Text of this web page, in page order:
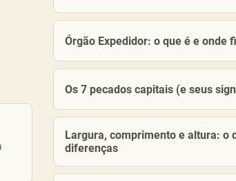
Órgão Expedidor: o que é e onde
Os 7 pecados capitais (e seus
Largura, comprimento e altura: o
diferenças